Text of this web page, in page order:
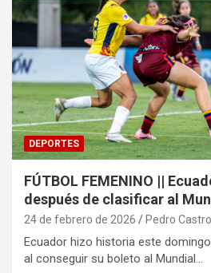
DEPORTES
FÚTBOL FEMENINO ||
después de clasificar al
24 de febrero de 2026 Pedro Castro
Ecuador hizo historia este
al conseguir su boleto al Mundial…